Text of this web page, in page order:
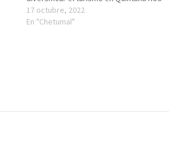
17 octubre, 2022
En "Chetumal"